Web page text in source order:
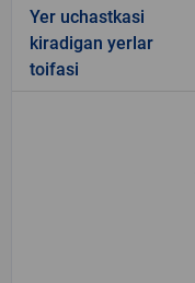
Yer uchastkasi
kiradigan yerlar
toifasi